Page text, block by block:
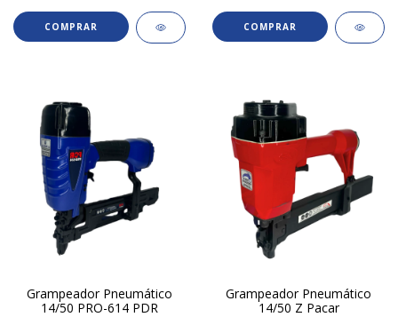
Grampeador Pneumático
14/50 PRO-614 PDR
Grampeador Pneumático
14/50 Z Pacar